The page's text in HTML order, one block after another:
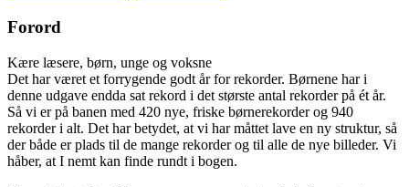
Forord
Kære læsere, børn, unge og voksne
Det har været et forrygende godt år for rekorder. Børnene har i
denne udgave endda sat rekord i det største antal rekorder på ét år.
Så vi er på banen med 420 nye, friske børnerekorder og 940
rekorder i alt. Det har betydet, at vi har måttet lave en ny struktur, så
der både er plads til de mange rekorder og til alle de nye billeder. Vi
håber, at I nemt kan finde rundt i bogen.